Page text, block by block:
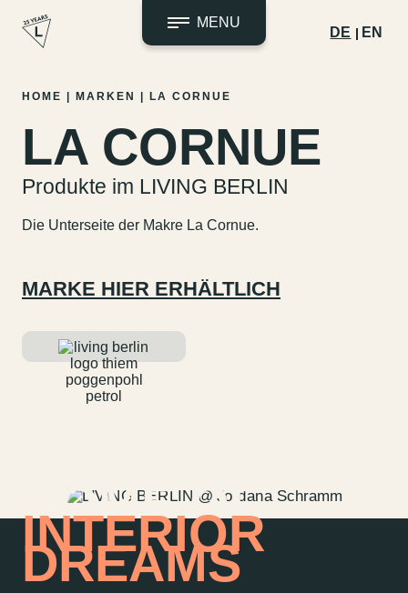
Zum
springen
MENU
DE EN
HOME MARKEN LA CORNUE
LA CORNUE
Produkte im LIVING BERLIN
Die Unterseite der Makre La Cornue.
MARKE HIER ERHÄLTLICH
HOME OF
INTERIOR
DREAMS